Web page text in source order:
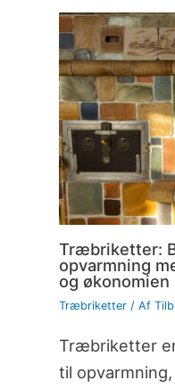
Træbriketter:
opvarmning
og økonomien
Træbriketter/ Af
Træbriketter
til